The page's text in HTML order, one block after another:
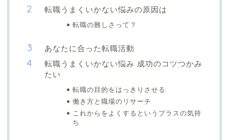
転職うまくいかない悩みの原因は
転職の難しさって？
あなたに合った転職活動
転職うまくいかない悩み 成功のコツつかみ
たい
転職の目的をはっきりさせる
働き方と職場のリサーチ
これからをよくするというプラスの気持
ち